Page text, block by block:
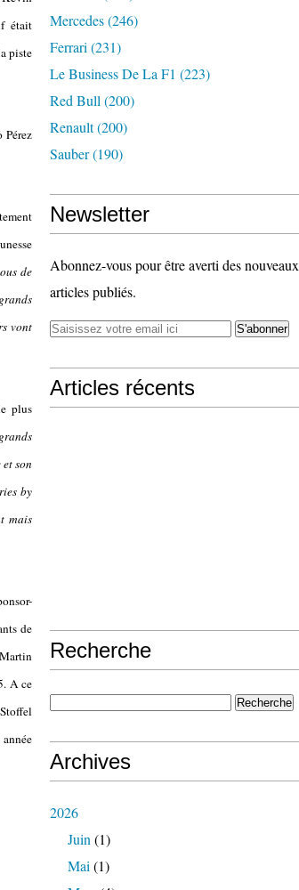
était
piste
Pérez
de
vont
plus
son
by
mais
de
A ce
Mercedes(246)
Ferrari (231)
Le Business De La F1 (223)
Red Bull (200)
Renault(200)
Sauber(190)
Newsletter
Abonnez-vous pour être averti des nouveaux
articles publiés.
Articles récents
Recherche
Archives
2026
Juin (1)
Mai (1)